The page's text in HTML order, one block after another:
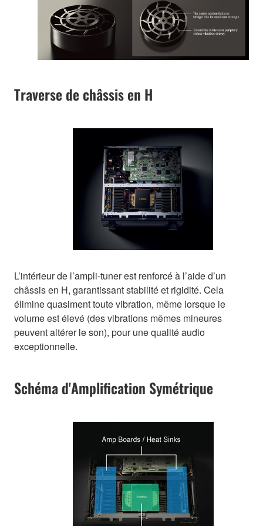
Traverse de châssis en H
L’intérieur de l’ampli-tuner est renforcé à l’aide d’un
châssis en H, garantissant stabilité et rigidité. Cela
élimine quasiment toute vibration, même lorsque le
volume est élevé (des vibrations mêmes mineures
peuvent altérer le son), pour une qualité audio
exceptionnelle.
Schéma d'Amplification Symétrique